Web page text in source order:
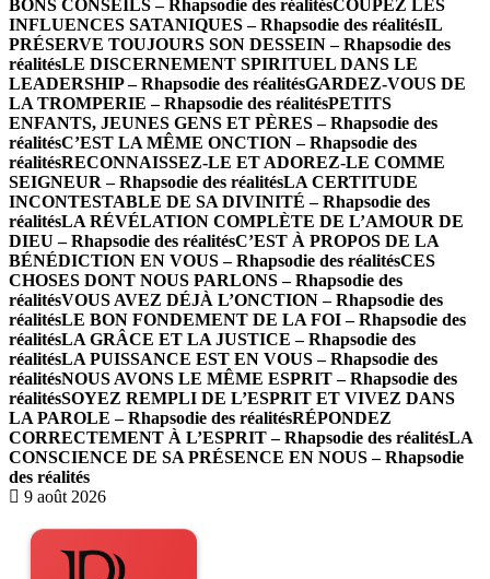
BONS CONSEILS – Rhapsodie des réalitésCOUPEZ LES
INFLUENCES SATANIQUES – Rhapsodie des réalitésIL
PRÉSERVE TOUJOURS SON DESSEIN – Rhapsodie des
réalitésLE DISCERNEMENT SPIRITUEL DANS LE
LEADERSHIP – Rhapsodie des réalitésGARDEZ-VOUS DE
LA TROMPERIE – Rhapsodie des réalitésPETITS
ENFANTS, JEUNES GENS ET PÈRES – Rhapsodie des
réalitésC’EST LA MÊME ONCTION – Rhapsodie des
réalitésRECONNAISSEZ-LE ET ADOREZ-LE COMME
SEIGNEUR – Rhapsodie des réalitésLA CERTITUDE
INCONTESTABLE DE SA DIVINITÉ – Rhapsodie des
réalitésLA RÉVÉLATION COMPLÈTE DE L’AMOUR DE
DIEU – Rhapsodie des réalitésC’EST À PROPOS DE LA
BÉNÉDICTION EN VOUS – Rhapsodie des réalitésCES
CHOSES DONT NOUS PARLONS – Rhapsodie des
réalitésVOUS AVEZ DÉJÀ L’ONCTION – Rhapsodie des
réalitésLE BON FONDEMENT DE LA FOI – Rhapsodie des
réalitésLA GRÂCE ET LA JUSTICE – Rhapsodie des
réalitésLA PUISSANCE EST EN VOUS – Rhapsodie des
réalitésNOUS AVONS LE MÊME ESPRIT – Rhapsodie des
réalitésSOYEZ REMPLI DE L’ESPRIT ET VIVEZ DANS
LA PAROLE – Rhapsodie des réalitésRÉPONDEZ
CORRECTEMENT À L’ESPRIT – Rhapsodie des réalitésLA
CONSCIENCE DE SA PRÉSENCE EN NOUS – Rhapsodie
des réalités
9 août 2026